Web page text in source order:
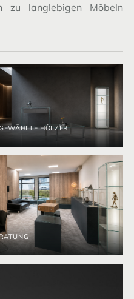
zu langlebigen Möbeln
HÖLZER